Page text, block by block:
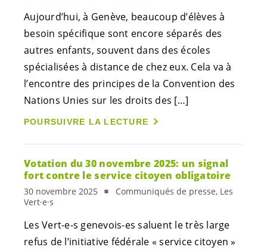
Aujourd’hui, à Genève, beaucoup d’élèves à
besoin spécifique sont encore séparés des
autres enfants, souvent dans des écoles
spécialisées à distance de chez eux. Cela va à
l’encontre des principes de la Convention des
Nations Unies sur les droits des […]
POURSUIVRE LA LECTURE
Votation du 30 novembre 2025: un signal
fort contre le service citoyen obligatoire
30 novembre 2025
Communiqués de presse, Les
Vert·e·s
Les Vert-e-s genevois-es saluent le très large
refus de l’initiative fédérale « service citoyen »